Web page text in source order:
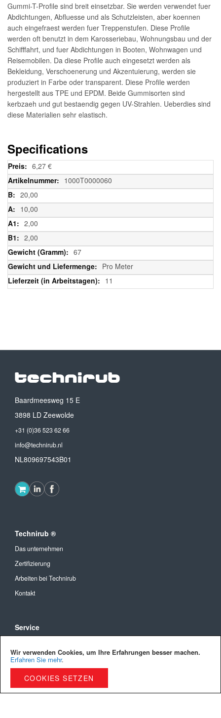
Wir verwenden Cookies, um Ihre Erfahrungen besser machen.
Erfahren Sie mehr.
COOKIES SETZEN
Gummi-T-Profile sind breit einsetzbar. Sie werden verwendet fuer
Abdichtungen, Abfluesse und als Schutzleisten, aber koennen
auch eingefraest werden fuer Treppenstufen. Diese Profile
werden oft benutzt in dem Karosseriebau, Wohnungsbau und der
Schifffahrt, und fuer Abdichtungen in Booten, Wohnwagen und
Reisemobilen. Da diese Profile auch eingesetzt werden als
Bekleidung, Verschoenerung und Akzentuierung, werden sie
produziert in Farbe oder transparent. Diese Profile werden
hergestellt aus TPE und EPDM. Beide Gummisorten sind
kerbzaeh und gut bestaendig gegen UV-Strahlen. Ueberdies sind
diese Materialien sehr elastisch.
Specifications
Weitere
Informationen
6,27 €
1000T0000060
20,00
10,00
2,00
2,00
67
Pro Meter
11
Baardmeesweg 15 E
3898 LD Zeewolde
+31 (0)36 523 62 66
info@technirub.nl
NL809697543B01
Technirub ®
Das unternehmen
Zertifizierung
Arbeiten bei Technirub
Kontakt
Service
Versandkosten und Lieferung
Privacy Policy